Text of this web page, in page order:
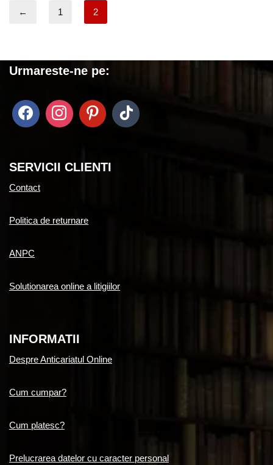
← 1 2
Urmareste-ne pe:
SERVICII CLIENTI
Contact
Politica de returnare
ANPC
Solutionarea online a litigiilor
INFORMATII
Despre Anticariatul Online
Cum cumpar?
Cum platesc?
Prelucrarea datelor cu caracter personal